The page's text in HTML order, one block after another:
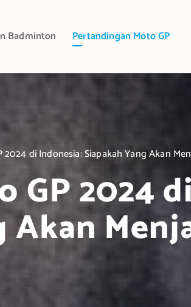
Badminton Pertandingan Moto GP
di Indonesia: Siapakah Yang Akan
GP 2024